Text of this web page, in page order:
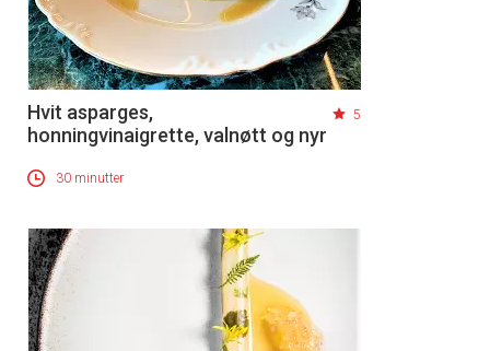
Hvit asparges,
honningvinaigrette, valnøtt og nyr
5
30 minutter